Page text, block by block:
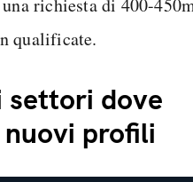
richiesta di 400-
qualificate.
settori dove
profili